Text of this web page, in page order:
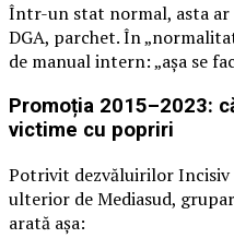
Într-un stat normal, asta ar
DGA, parchet. În
de manual intern: „așa se
Promoția 2015–2023:
victime cu popriri
Potrivit dezvăluirilor Incisiv
ulterior de Mediasud,
arată așa: